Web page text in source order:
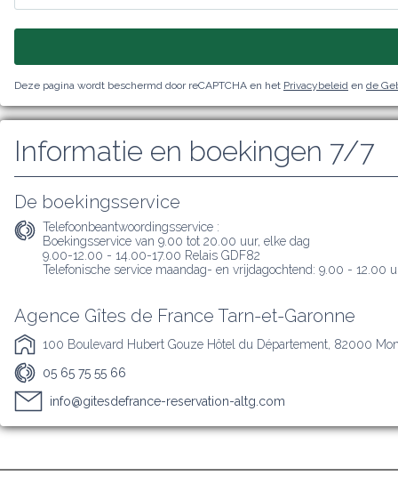
Deze pagina wordt beschermd door reCAPTCHA en het Privacybeleid en de
Informatie en boekingen 7/7
De boekingsservice
Telefoonbeantwoordingsservice :
Boekingsservice van 9.00 tot 20.00 uur, elke dag
9.00-12.00 - 14.00-17.00 Relais GDF82
Telefonische service maandag- en vrijdagochtend: 9.00 - 12.00
Agence Gîtes de France Tarn-et-Garonne
100 Boulevard Hubert Gouze Hôtel du Département, 82000
05 65 75 55 66
info@gitesdefrance-reservation-altg.com